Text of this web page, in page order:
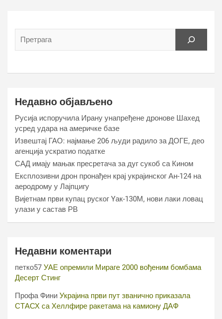
Недавно објављено
Русија испоручила Ирану унапређене дронове Шахед
усред удара на америчке базе
Извештај ГАО: најмање 206 људи радило за ДОГЕ, део
агенција ускратио податке
САД имају мањак пресретача за дуг сукоб са Кином
Експлозивни дрон пронађен крај украјинског Ан-124 на
аеродрому у Лајпцигу
Вијетнам први купац руског Yак-130М, нови лаки ловац
улази у састав РВ
Недавни коментари
петко57 УАЕ опремили Мираге 2000 вођеним бомбама
Десерт Стинг
Профа Фини Украјина први пут званично приказала
СТАСХ са Хеллфире ракетама на камиону ДАФ